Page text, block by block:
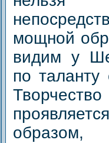
мощной
видим у
по